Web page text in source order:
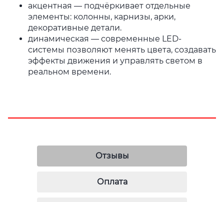
акцентная — подчёркивает отдельные
элементы: колонны, карнизы, арки,
декоративные детали.
динамическая — современные LED-
системы позволяют менять цвета, создавать
эффекты движения и управлять светом в
реальном времени.
Отзывы
Оплата